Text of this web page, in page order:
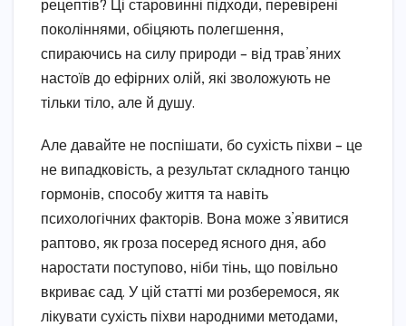
рецептів? Ці старовинні підходи, перевірені
поколіннями, обіцяють полегшення,
спираючись на силу природи – від трав’яних
настоїв до ефірних олій, які зволожують не
тільки тіло, але й душу.
Але давайте не поспішати, бо сухість піхви – це
не випадковість, а результат складного танцю
гормонів, способу життя та навіть
психологічних факторів. Вона може з’явитися
раптово, як гроза посеред ясного дня, або
наростати поступово, ніби тінь, що повільно
вкриває сад. У цій статті ми розберемося, як
лікувати сухість піхви народними методами,